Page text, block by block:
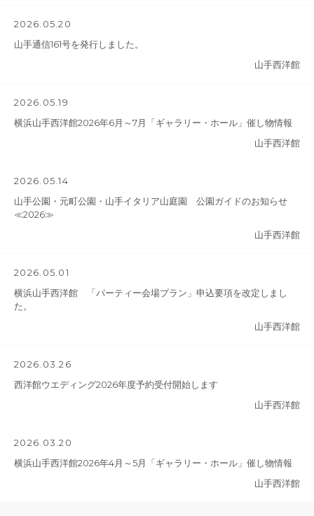
2026.05.20
山手通信161号を発行しました。
山手西洋館
2026.05.19
横浜山手西洋館2026年6月～7月「ギャラリー・ホール」催し物情報
山手西洋館
2026.05.14
山手公園・元町公園・山手イタリア山庭園 公園ガイドのお知らせ
≪2026≫
山手西洋館
2026.05.01
横浜山手西洋館 「パーティー会場プラン」申込要項を改定しまし
た。
山手西洋館
2026.03.26
西洋館ウエディング2026年度予約受付開始します
山手西洋館
2026.03.20
横浜山手西洋館2026年4月～5月「ギャラリー・ホール」催し物情報
山手西洋館